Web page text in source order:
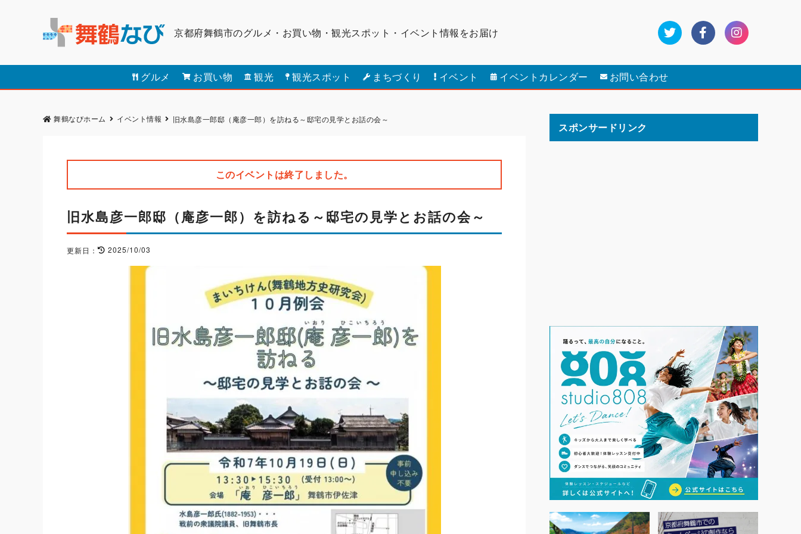
京都府舞鶴市のグルメ・お買い物・観光スポット・ イベント情報をお届け
グルメ お買い物 観光 観光スポット まちづくり イベント イベントカレンダー お問い合わせ
舞鶴なびホーム イベント情報 旧水島彦一郎邸（庵彦一郎）を訪ねる～邸宅の見学とお話の会～
このイベントは終了しました。
旧水島彦一郎邸（庵彦一郎）を訪ねる～邸宅の見学とお話の会～
更新日： 2025/10/03
スポンサードリンク